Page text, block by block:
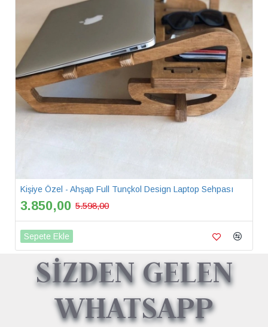
Kişiye Özel - Ahşap Full Tunçkol Design Laptop Sehpası
3.850,00 5.598,00
Sepete Ekle
SİZDEN GELEN
WHATSAPP